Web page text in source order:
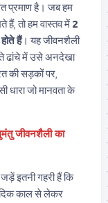
प्रमाण है। जब हम
तो हम वास्तव में 2
हैं। यह जीवनशैली
ढांचे में उसे अनदेखा
की सड़कों पर,
धारा जो मानवता के
जीवनशैली का
इतनी गहरी हैं कि
काल से लेकर